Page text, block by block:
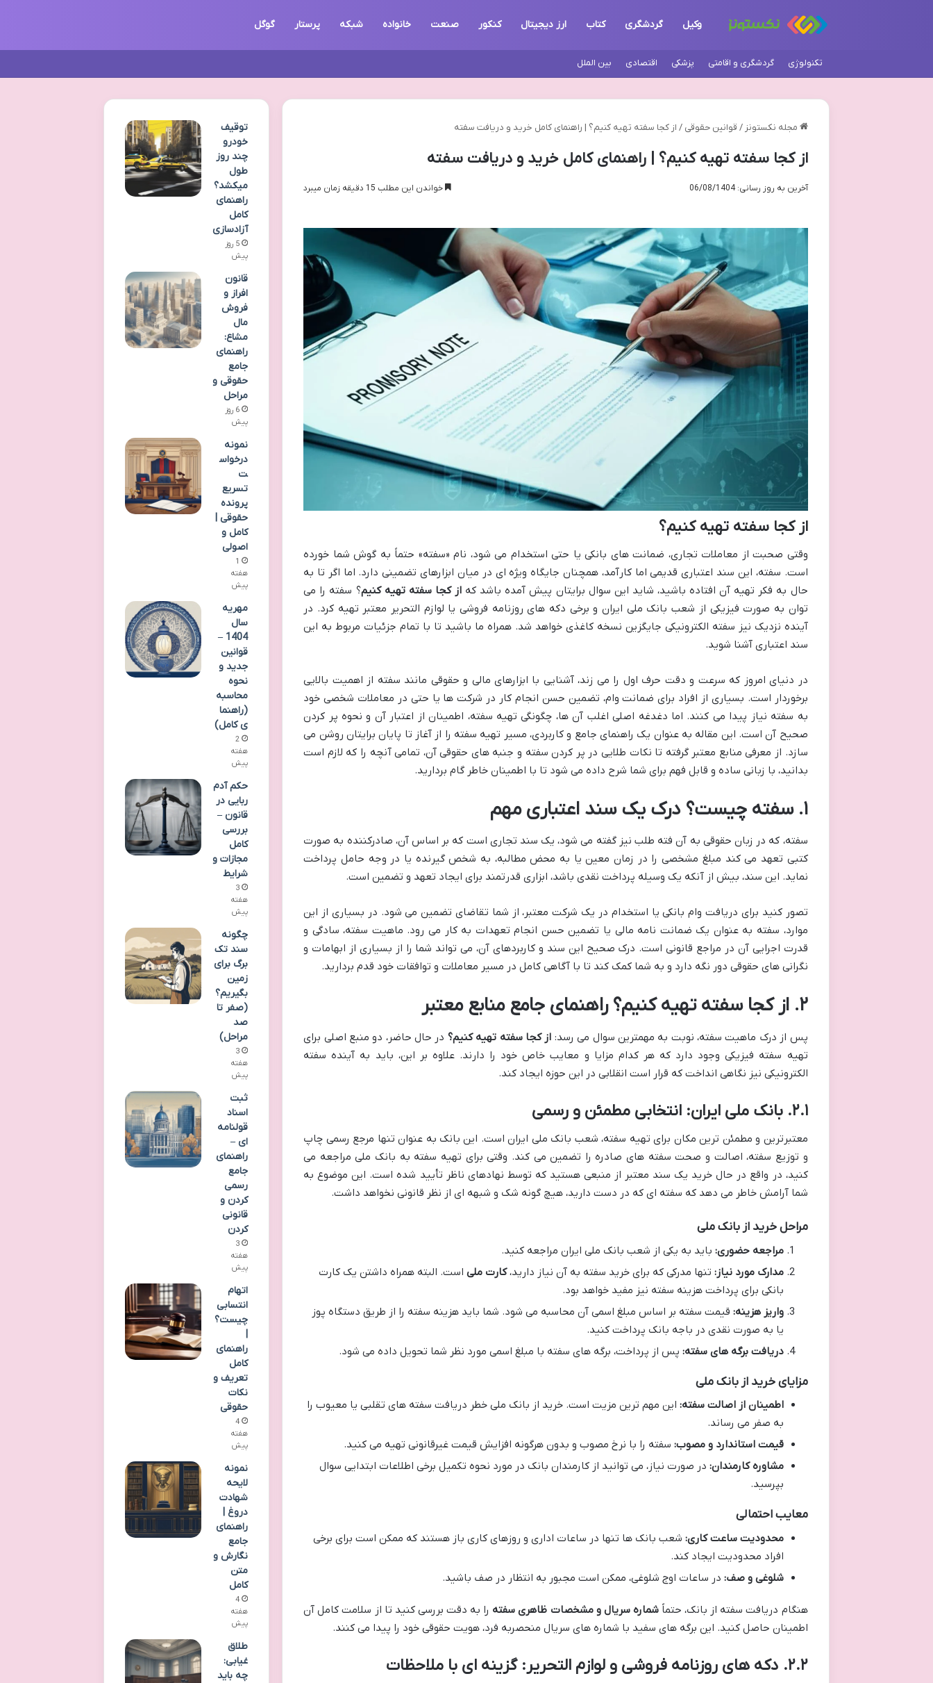
وکیل گردشگری کتاب ارز دیجیتال کنکور صنعت خانواده شبکه پرستار گوگل
تکنولوژی گردشگری و اقامتی پزشکی اقتصادی بین الملل
مجله نکستونز / قوانین حقوقی / از کجا سفته تهیه کنیم؟ | راهنمای کامل خرید و دریافت سفته
از کجا سفته تهیه کنیم؟ | راهنمای کامل خرید و دریافت سفته
آخرین به روز رسانی: 06/08/1404 خواندن این مطلب 15 دقیقه زمان میبرد
از کجا سفته تهیه کنیم؟
وقتی صحبت از معاملات تجاری، ضمانت های بانکی یا حتی استخدام می شود، نام «سفته» حتماً به گوش شما خورده
است. سفته، این سند اعتباری قدیمی اما کارآمد، همچنان جایگاه ویژه ای در میان ابزارهای تضمینی دارد. اما اگر تا به
حال به فکر تهیه آن افتاده باشید، شاید این سوال برایتان پیش آمده باشد کهاز کجا سفته تهیه کنیم؟ سفته را می
توان به صورت فیزیکی از شعب بانک ملی ایران و برخی دکه های روزنامه فروشی یا لوازم التحریر معتبر تهیه کرد. در
آینده نزدیک نیز سفته الکترونیکی جایگزین نسخه کاغذی خواهد شد. همراه ما باشید تا با تمام جزئیات مربوط به این
سند اعتباری آشنا شوید.
در دنیای امروز که سرعت و دقت حرف اول را می زند، آشنایی با ابزارهای مالی و حقوقی مانند سفته از اهمیت بالایی
برخوردار است. بسیاری از افراد برای ضمانت وام، تضمین حسن انجام کار در شرکت ها یا حتی در معاملات شخصی خود
به سفته نیاز پیدا می کنند. اما دغدغه اصلی اغلب آن ها، چگونگی تهیه سفته، اطمینان از اعتبار آن و نحوه پر کردن
صحیح آن است. این مقاله به عنوان یک راهنمای جامع و کاربردی، مسیر تهیه سفته را از آغاز تا پایان برایتان روشن می
سازد. از معرفی منابع معتبر گرفته تا نکات طلایی در پر کردن سفته و جنبه های حقوقی آن، تمامی آنچه را که لازم است
بدانید، با زبانی ساده و قابل فهم برای شما شرح داده می شود تا با اطمینان خاطر گام بردارید.
۱. سفته چیست؟ درک یک سند اعتباری مهم
سفته، که در زبان حقوقی به آن فته طلب نیز گفته می شود، یک سند تجاری است که بر اساس آن، صادرکننده به صورت
کتبی تعهد می کند مبلغ مشخصی را در زمان معین یا به محض مطالبه، به شخص گیرنده یا در وجه حامل پرداخت
نماید. این سند، بیش از آنکه یک وسیله پرداخت نقدی باشد، ابزاری قدرتمند برای ایجاد تعهد و تضمین است.
تصور کنید برای دریافت وام بانکی یا استخدام در یک شرکت معتبر، از شما تقاضای تضمین می شود. در بسیاری از این
موارد، سفته به عنوان یک ضمانت نامه مالی یا تضمین حسن انجام تعهدات به کار می رود. ماهیت سفته، سادگی و
قدرت اجرایی آن در مراجع قانونی است. درک صحیح این سند و کاربردهای آن، می تواند شما را از بسیاری از ابهامات و
نگرانی های حقوقی دور نگه دارد و به شما کمک کند تا با آگاهی کامل در مسیر معاملات و توافقات خود قدم بردارید.
۲. از کجا سفته تهیه کنیم؟ راهنمای جامع منابع معتبر
پس از درک ماهیت سفته، نوبت به مهمترین سوال می رسد: از کجا سفته تهیه کنیم؟ در حال حاضر، دو منبع اصلی برای
تهیه سفته فیزیکی وجود دارد که هر کدام مزایا و معایب خاص خود را دارند. علاوه بر این، باید به آینده سفته
الکترونیکی نیز نگاهی انداخت که قرار است انقلابی در این حوزه ایجاد کند.
۲.۱. بانک ملی ایران: انتخابی مطمئن و رسمی
معتبرترین و مطمئن ترین مکان برای تهیه سفته، شعب بانک ملی ایران است. این بانک به عنوان تنها مرجع رسمی چاپ
و توزیع سفته، اصالت و صحت سفته های صادره را تضمین می کند. وقتی برای تهیه سفته به بانک ملی مراجعه می
کنید، در واقع در حال خرید یک سند معتبر از منبعی هستید که توسط نهادهای ناظر تأیید شده است. این موضوع به
شما آرامش خاطر می دهد که سفته ای که در دست دارید، هیچ گونه شک و شبهه ای از نظر قانونی نخواهد داشت.
مراحل خرید از بانک ملی
مراجعه حضوری: باید به یکی از شعب بانک ملی ایران مراجعه کنید.
مدارک مورد نیاز: تنها مدرکی که برای خرید سفته به آن نیاز دارید،کارت ملی است. البته همراه داشتن یک کارت
بانکی برای پرداخت هزینه سفته نیز مفید خواهد بود.
واریز هزینه: قیمت سفته بر اساس مبلغ اسمی آن محاسبه می شود. شما باید هزینه سفته را از طریق دستگاه پوز
یا به صورت نقدی در باجه بانک پرداخت کنید.
دریافت برگه های سفته: پس از پرداخت، برگه های سفته با مبلغ اسمی مورد نظر شما تحویل داده می شود.
مزایای خرید از بانک ملی
اطمینان از اصالت سفته: این مهم ترین مزیت است. خرید از بانک ملی خطر دریافت سفته های تقلبی یا معیوب را
به صفر می رساند.
قیمت استاندارد و مصوب: سفته را با نرخ مصوب و بدون هرگونه افزایش قیمت غیرقانونی تهیه می کنید.
مشاوره کارمندان: در صورت نیاز، می توانید از کارمندان بانک در مورد نحوه تکمیل برخی اطلاعات ابتدایی سوال
بپرسید.
معایب احتمالی
محدودیت ساعت کاری: شعب بانک ها تنها در ساعات اداری و روزهای کاری باز هستند که ممکن است برای برخی
افراد محدودیت ایجاد کند.
شلوغی و صف: در ساعات اوج شلوغی، ممکن است مجبور به انتظار در صف باشید.
هنگام دریافت سفته از بانک، حتماًشماره سریال و مشخصات ظاهری سفته را به دقت بررسی کنید تا از سلامت کامل آن
اطمینان حاصل کنید. این برگه های سفید با شماره های سریال منحصربه فرد، هویت حقوقی خود را پیدا می کنند.
۲.۲. دکه های روزنامه فروشی و لوازم التحریر: گزینه ای با ملاحظات
توقیف
خودرو
چند روز
طول
میکشد؟
راهنمای
کامل
آزادسازی
5 روز
پیش
قانون
افراز و
فروش
مال
مشاع:
راهنمای
جامع
حقوقی و
مراحل
6 روز
پیش
نمونه
درخواس
ت
تسریع
پرونده
حقوقی |
کامل و
اصولی
1
هفته
پیش
مهریه
سال
1404 –
قوانین
جدید و
نحوه
محاسبه
(راهنما
ی کامل)
2
هفته
پیش
حکم آدم
ربایی در
قانون –
بررسی
کامل
مجازات و
شرایط
3
هفته
پیش
چگونه
سند تک
برگ برای
زمین
بگیریم؟
(صفر تا
صد
مراحل)
3
هفته
پیش
ثبت
اسناد
قولنامه
ای –
راهنمای
جامع
رسمی
کردن و
قانونی
کردن
3
هفته
پیش
اتهام
انتسابی
چیست؟
|
راهنمای
کامل
تعریف و
نکات
حقوقی
4
هفته
پیش
نمونه
لایحه
شهادت
دروغ |
راهنمای
جامع
نگارش و
متن
کامل
4
هفته
پیش
طلاق
غیابی:
چه باید